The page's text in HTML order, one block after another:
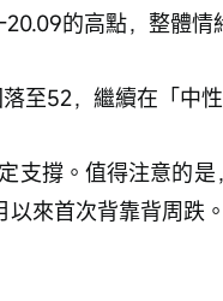
的高點，整體情
至52，繼續在「中
支撐。值得注意的
來首次背靠背周跌。